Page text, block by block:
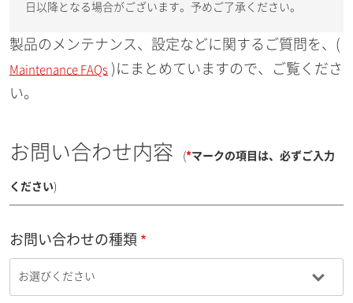
日以降となる場合がございます。予めご了承ください。
製品のメンテナンス、設定などに関するご質問を、(
Maintenance FAQs )にまとめていますので、ご覧くださ
い。
お問い合わせ内容 (*マークの項目は、必ずご入力
ください)
お問い合わせの種類